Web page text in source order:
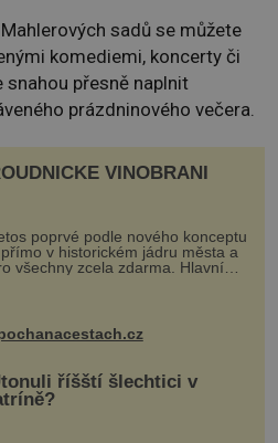
sadů se můžete
komediemi, koncerty či
snahou přesně naplnit
prázdninového večera.
VINOBRANÍ
poprvé podle nového konceptu
v historickém jádru města a
všechny zcela zdarma. Hlavní
se odehraje na Karlově a
těšit na víno, burčák, pes...
říšští šlechtici v